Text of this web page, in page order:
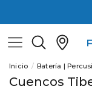
Inicio Batería |
Cuencos